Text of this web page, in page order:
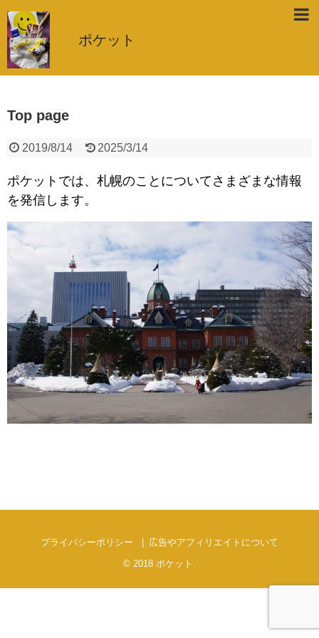
ポケット
Top page
2019/8/14 2025/3/14
ポケットでは、札幌のことについてさまざまな情報
を発信します。
プライバシーポリシー
広告やアフィリエイトについて
© 2018 ポケット